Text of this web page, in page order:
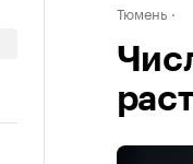
Тюмень